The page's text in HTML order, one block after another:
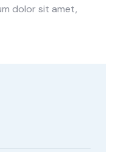
dolor sit amet,